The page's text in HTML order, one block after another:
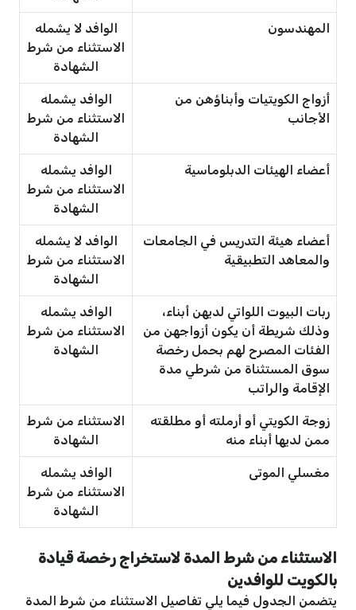
المهندسون
الوافد لا يشمله
الاستثناء من شرط
الشهادة
أزواج الكويتيات وأبناؤهن من
الأجانب
الوافد يشمله
الاستثناء من شرط
الشهادة
أعضاء الهيئات الدبلوماسية
الوافد يشمله
الاستثناء من شرط
الشهادة
أعضاء هيئة التدريس في الجامعات
والمعاهد التطبيقية
الوافد لا يشمله
الاستثناء من شرط
الشهادة
ربات البيوت اللواتي لديهن أبناء،
وذلك شريطة أن يكون أزواجهن من
الفئات المصرح لهم بحمل رخصة
سوق المستثناة من شرطي مدة
الإقامة والراتب
الوافد يشمله
الاستثناء من شرط
الشهادة
زوجة الكويتي أو أرملته أو مطلقته
ممن لديها أبناء منه
الاستثناء من شرط
الشهادة
مغسلي الموتى
الوافد يشمله
الاستثناء من شرط
الشهادة
الاستثناء من شرط المدة لاستخراج رخصة قيادة
بالكويت للوافدين
يتضمن الجدول فيما يلي تفاصيل الاستثناء من شرط المدة